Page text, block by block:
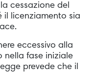
cessazione del
il licenziamento sia
eccessivo alla
nella fase iniziale
prevede che il